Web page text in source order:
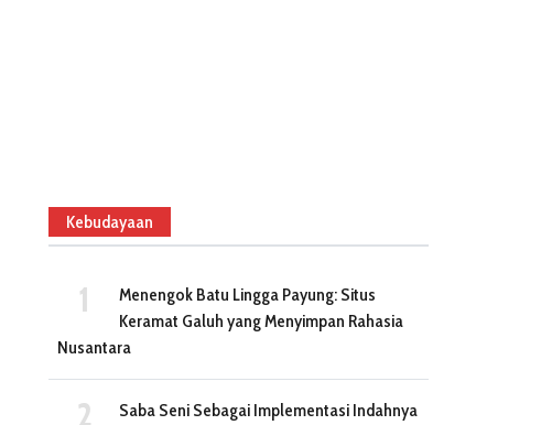
Kebudayaan
Menengok Batu Lingga Payung: Situs
Keramat Galuh yang Menyimpan Rahasia
Nusantara
Saba Seni Sebagai Implementasi Indahnya